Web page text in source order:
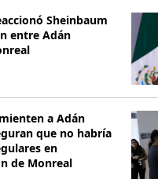
Sheinbaum
entre Adán
a Adán
que no habría
en
de Monreal